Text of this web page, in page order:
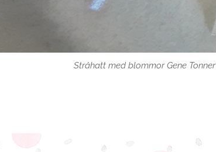
Stråhatt med blommor Gene Tonner